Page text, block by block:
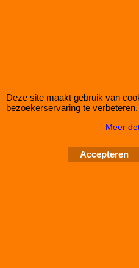
Auto
Webwinkel
Deze site maakt gebruik van
bezoekerservaring te verbeteren.
Meer
Accepteren